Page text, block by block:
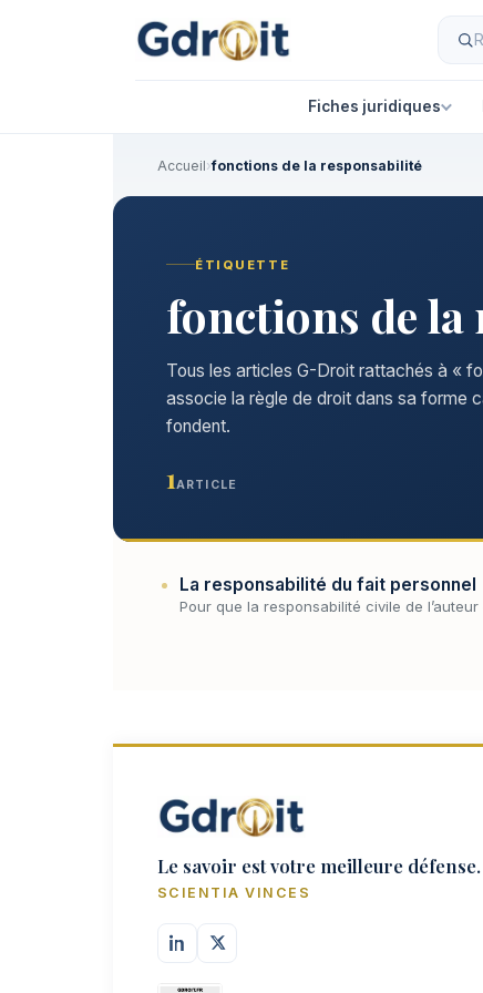
Fiches juridiques
Accueil›fonctions de la responsabilité
ÉTIQUETTE
fonctions de
Tous les articles G-Droit rattachés à «
associe la règle de droit dans sa forme
fondent.
1 ARTICLE
La responsabilité du fait personnel
Pour que la responsabilité civile de
Le savoir est votre meilleure défense.
SCIENTIA VINCES